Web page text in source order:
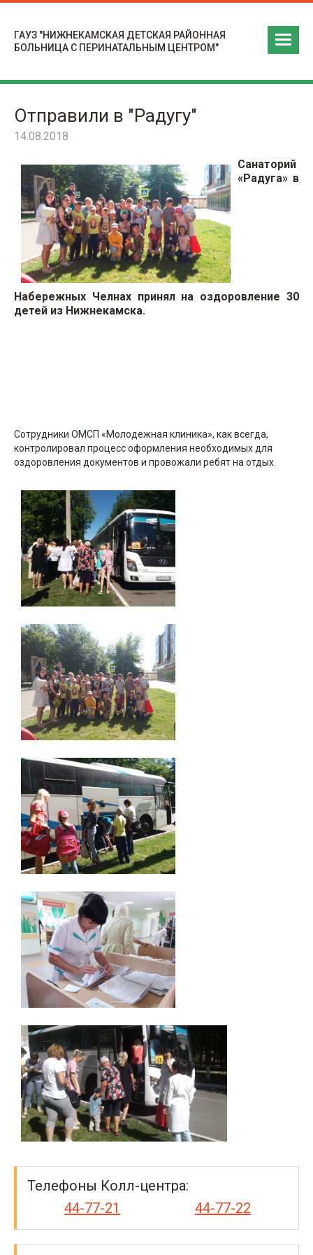
ГАУЗ "НИЖНЕКАМСКАЯ ДЕТСКАЯ РАЙОННАЯ
БОЛЬНИЦА С ПЕРИНАТАЛЬНЫМ ЦЕНТРОМ"
Отправили в "Радугу"
14.08.2018
Санаторий
«Радуга» в
Набережных Челнах принял на оздоровление 30
детей из Нижнекамска.
Сотрудники ОМСП «Молодежная клиника», как всегда,
контролировал процесс оформления необходимых для
оздоровления документов и провожали ребят на отдых.
Телефоны Колл-центра:
44-77-21
44-77-22